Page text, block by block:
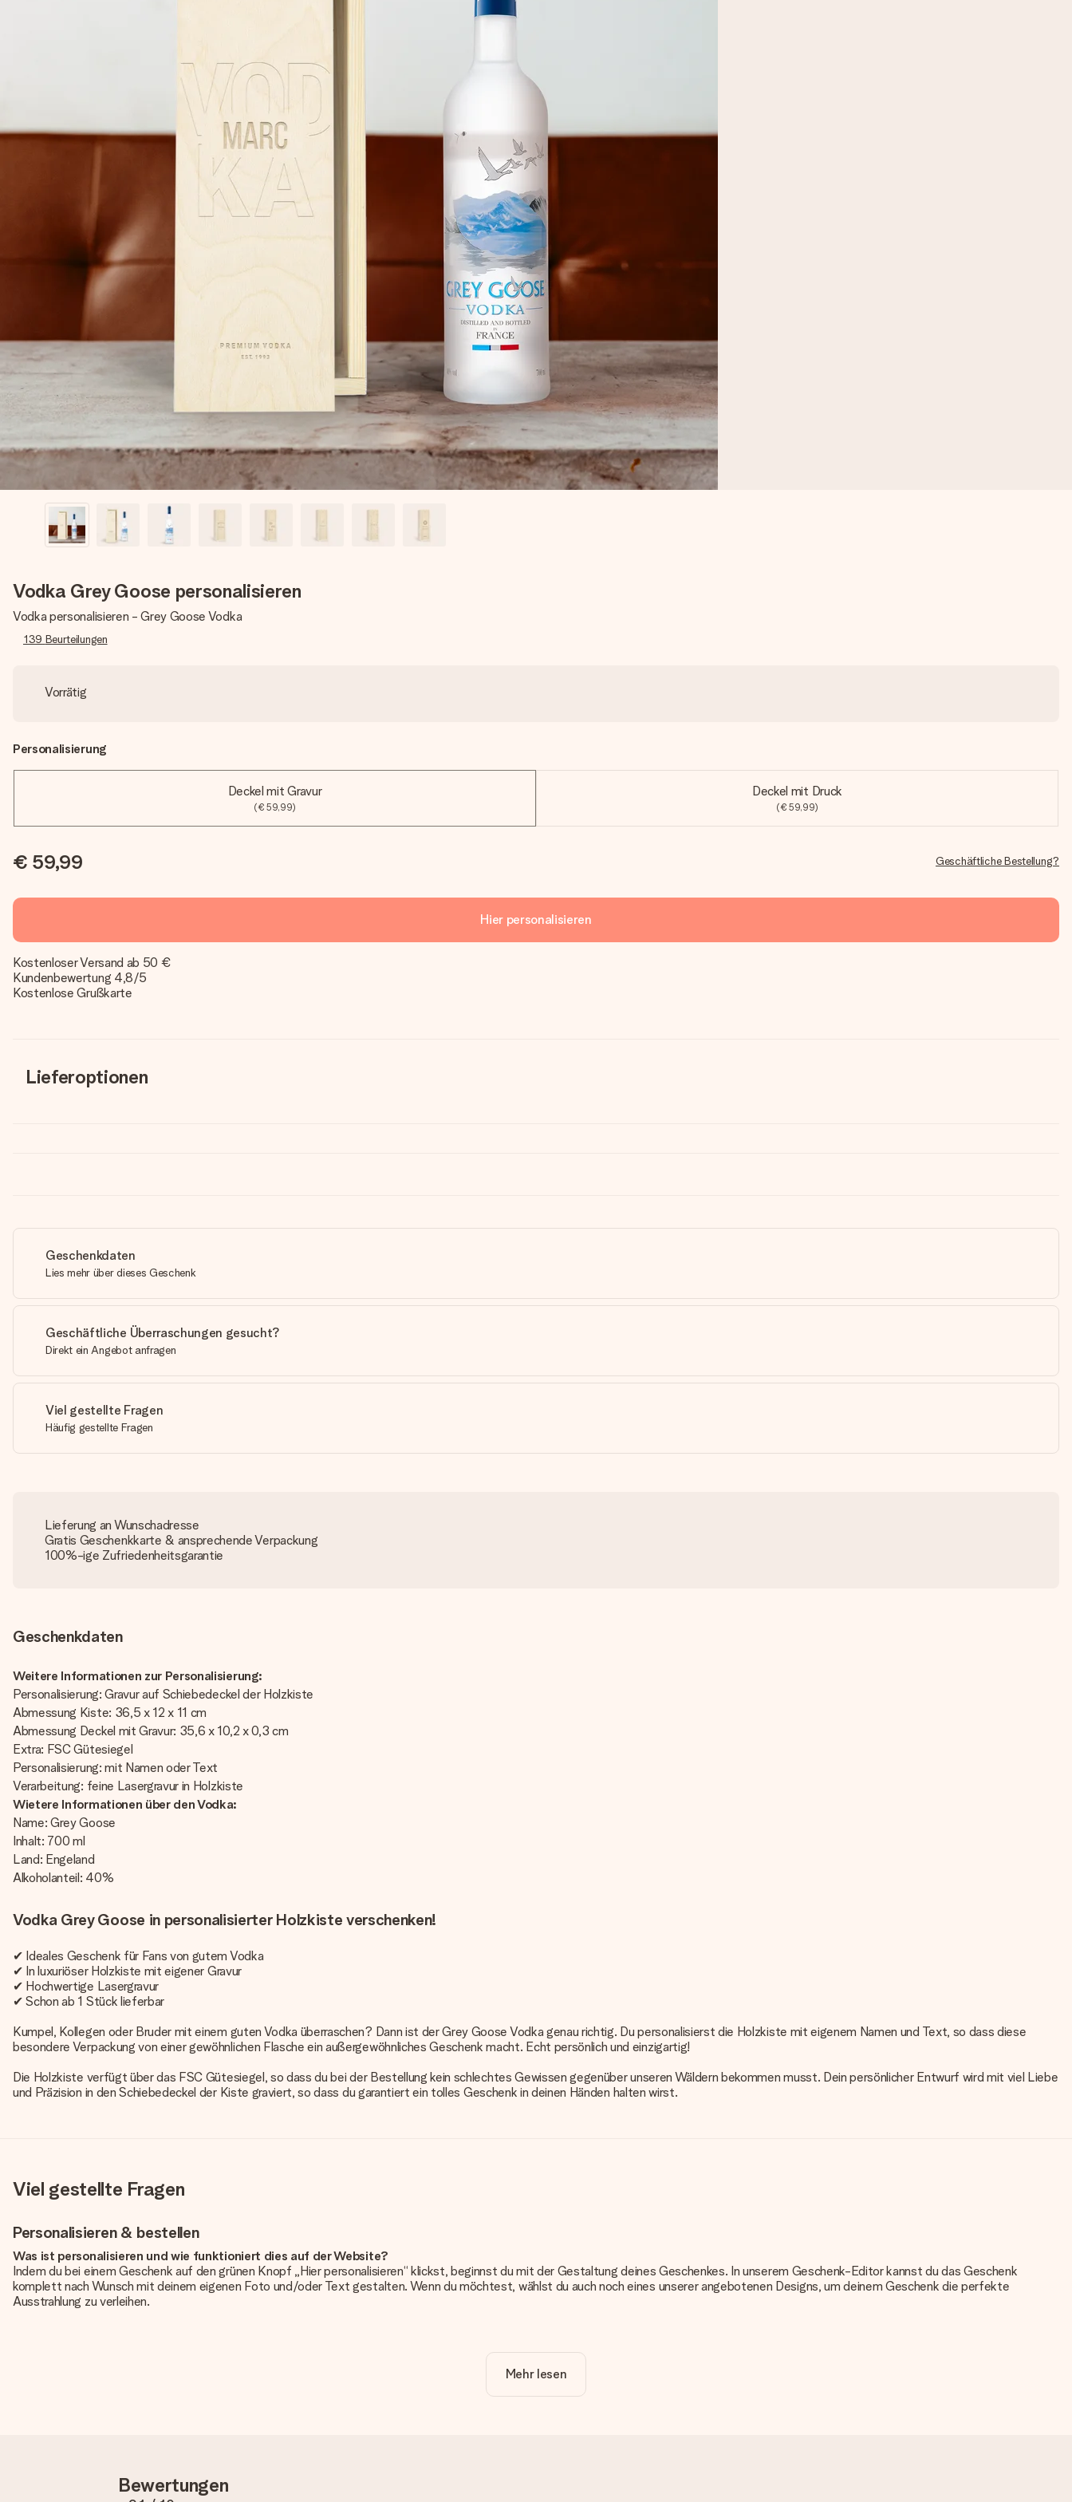
Vodka Grey Goose personalisieren
Vodka personalisieren - Grey Goose Vodka
139 Beurteilungen
Vorrätig
Personalisierung
Deckel mit Gravur
(€ 59,99)
Deckel mit Druck
(€ 59,99)
€ 59,99 Geschäftliche Bestellung?
Hier personalisieren
Kostenloser Versand ab 50 €
Kundenbewertung 4,8/5
Kostenlose Grußkarte
Lieferoptionen
Geschenkdaten
Lies mehr über dieses Geschenk
Geschäftliche Überraschungen gesucht?
Direkt ein Angebot anfragen
Viel gestellte Fragen
Häufig gestellte Fragen
Lieferung an Wunschadresse
Gratis Geschenkkarte & ansprechende Verpackung
100%-ige Zufriedenheitsgarantie
Geschenkdaten
Weitere Informationen zur Personalisierung:
Personalisierung: Gravur auf Schiebedeckel der Holzkiste
Abmessung Kiste: 36,5 x 12 x 11 cm
Abmessung Deckel mit Gravur: 35,6 x 10,2 x 0,3 cm
Extra: FSC Gütesiegel
Personalisierung: mit Namen oder Text
Verarbeitung: feine Lasergravur in Holzkiste
Wietere Informationen über den Vodka:
Name: Grey Goose
Inhalt: 700 ml
Land: Engeland
Alkoholanteil: 40%
Vodka Grey Goose in personalisierter Holzkiste verschenken!
✔ Ideales Geschenk für Fans von gutem Vodka
✔ In luxuriöser Holzkiste mit eigener Gravur
✔ Hochwertige Lasergravur
✔ Schon ab 1 Stück lieferbar
Kumpel, Kollegen oder Bruder mit einem guten Vodka überraschen? Dann ist der Grey Goose Vodka genau richtig. Du personalisierst die Holzkiste mit eigenem Namen und Text, so dass diese
besondere Verpackung von einer gewöhnlichen Flasche ein außergewöhnliches Geschenk macht. Echt persönlich und einzigartig!
Die Holzkiste verfügt über das FSC Gütesiegel, so dass du bei der Bestellung kein schlechtes Gewissen gegenüber unseren Wäldern bekommen musst. Dein persönlicher Entwurf wird mit viel Liebe
und Präzision in den Schiebedeckel der Kiste graviert, so dass du garantiert ein tolles Geschenk in deinen Händen halten wirst.
Viel gestellte Fragen
Personalisieren & bestellen
Was ist personalisieren und wie funktioniert dies auf der Website?
Indem du bei einem Geschenk auf den grünen Knopf „Hier personalisieren“ klickst, beginnst du mit der Gestaltung deines Geschenkes. In unserem Geschenk-Editor kannst du das Geschenk
komplett nach Wunsch mit deinem eigenen Foto und/oder Text gestalten. Wenn du möchtest, wählst du auch noch eines unserer angebotenen Designs, um deinem Geschenk die perfekte
Ausstrahlung zu verleihen.
Wir möchten sicherstellen, dass du mit deinem Geschenk rundum zufrieden bist. Deshalb ist es wichtig, qualitativ hochwertige Fotos zu verwenden. Wenn du dir nicht sicher bist, ob dein Bild die
wird dir gerne weitergeholfen, sodass du dein Geschenk gestalten kannst!
Mehr lesen
Bewertungen